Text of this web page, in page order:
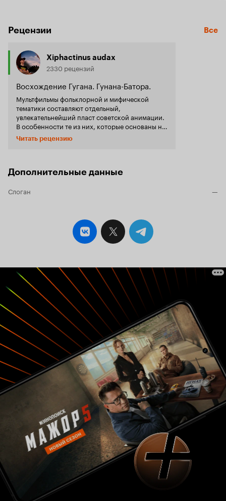
Рецензии Все
Xiphactinus audax
2330 рецензий
Восхождение Гугана. Гунана-Батора.
Мультфильмы фольклорной и мифической
тематики составляют отдельный,
увлекательнейший пласт советской анимации.
В особенности те из них, которые основаны на
азиатских преданиях. Рядом с такими лентами
как
мотивам монгольских легенд, что вполне
Монголии, я не мог обделить вниманием
(лица персонажей очень часто неподвижные),
само повествование приковывает ваше
внимание на все девятнадцать минут.
возможность состязаться с князьями за руку
ханской дочери. Пройдя ряд испытаний, герой
достигает финального триумфа. Кажется, я
только что пересказал основу большинства
сказок мира, поэтому вся прелесть именно в
монгольском сеттинге. Степи, скачки на
лошадях, стрельба из луков — всё это показано
в таком романтичном виде, что мультфильм
невозможно не полюбить. А ещё «Гунан-Батор»
может стать для вас, как и для меня,
источником знаний (пускай и поверхностным)
о монгольских чудовищах. Кого из них вы
знаете? Я лично кроме Олгой-Хоркоя не знал
никого. А между тем
у монголов есть мангусы
— змеевидные великаны, чья функция немного
напоминает Змея Горыныча. И без всяких
сомнений мангус является изюминкой
произведения, одним из самых
примечательных монстров советских
мультфильмов. Он нарисован и санимирован
таким старанием
, что наверняка вдохновит
вас на собственное творчество. А это главный
показатель успешности произведения. Не могу
обойти вниманием и дочь хана, которая
показана настоящей красоткой. Крайне редко
Читать рецензию
Дополнительные данные
Слоган —